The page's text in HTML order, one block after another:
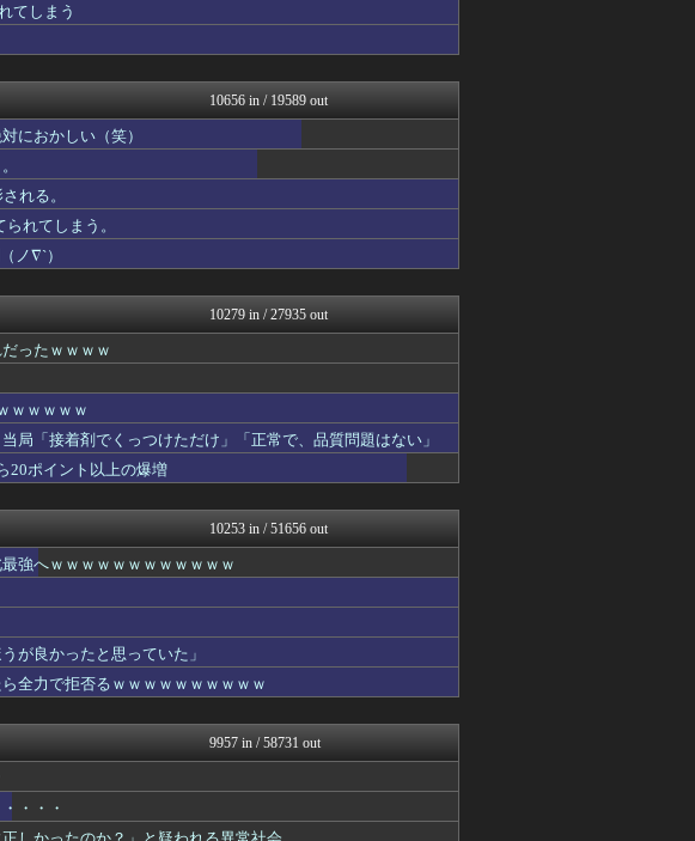
ｗｗｗ
現ｗｗｗｗｗ
結婚・恋愛ニュースぷらす
並みのスピ...
海外の反応スポーツ
るんだろう？...
婚外ちゃんねる
球直撃で途...
れ...
日向坂46まとめもり～
サイ速
ｗｗｗｗ
ウマ娘うまぴょい速報
体調不良に、...
かいこれ！ 海外の反応 コ...
ラビット速報
わんこーる速報！
とか育てた...
筋肉速報
watch＠２ちゃんねる
遊戯王マスターデュエルまと...
まうｗｗ...
いたしん！
ｗｗｗ なんJクエスト
てしまう
10656 in / 19589 out
におかしい（笑）
れる。
れてしまう。
ノ∇`）
10279 in / 27935 out
ったｗｗｗｗ
ｗｗｗｗｗ
「接着剤でくっつけただけ」「正常で、品質問題はない」
20ポイント以上の爆増
10253 in / 51656 out
強へｗｗｗｗｗｗｗｗｗｗｗｗ
が良かったと思っていた」
全力で拒否るｗｗｗｗｗｗｗｗｗｗ
9957 in / 58731 out
・・・